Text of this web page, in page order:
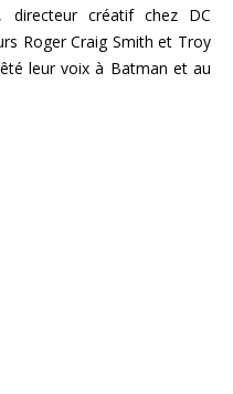
directeur créatif chez DC
Roger Craig Smith et Troy
leur voix à Batman et au